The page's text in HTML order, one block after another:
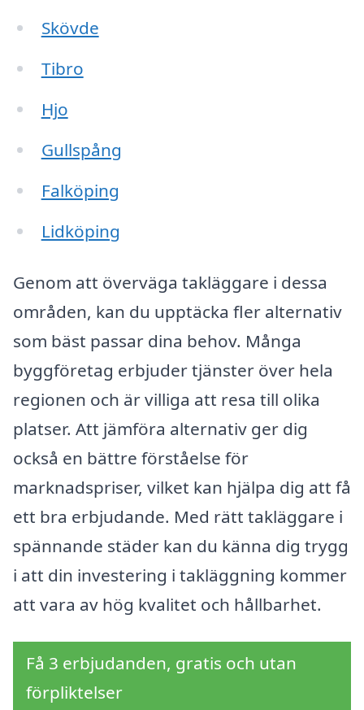
Skövde
Tibro
Hjo
Gullspång
Falköping
Lidköping
Genom att överväga takläggare i dessa
områden, kan du upptäcka fler alternativ
som bäst passar dina behov. Många
byggföretag erbjuder tjänster över hela
regionen och är villiga att resa till olika
platser. Att jämföra alternativ ger dig
också en bättre förståelse för
marknadspriser, vilket kan hjälpa dig att få
ett bra erbjudande. Med rätt takläggare i
spännande städer kan du känna dig trygg
i att din investering i takläggning kommer
att vara av hög kvalitet och hållbarhet.
Få 3 erbjudanden, gratis och utan
förpliktelser